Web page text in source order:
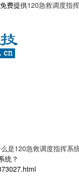
费提供120急救调度指
是120急救调度指挥系
统？